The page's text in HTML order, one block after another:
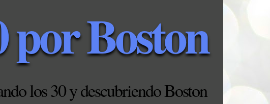
por Boston
los 30 y descubriendo Boston